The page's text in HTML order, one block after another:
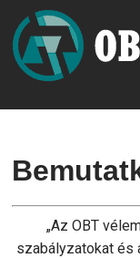
„Az OBT
szabályzatokat és